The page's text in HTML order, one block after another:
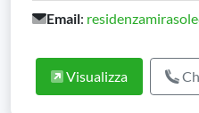
Email:
Visualizza